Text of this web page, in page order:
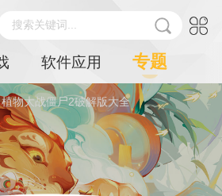
搜索关键词...
软件应用 专题
植物大战僵尸2破解版大全